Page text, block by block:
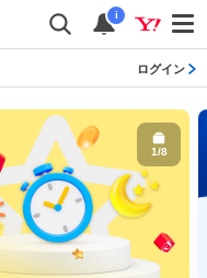
i
ログイン
1/8